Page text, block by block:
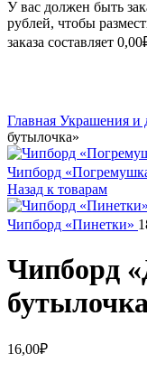
У вас должен быть
рублей, чтобы
заказа составляет 0,00
Главная Украшения и
бутылочка»
Чипборд
Назад к товарам
Чипборд «Пинетки»
Чипборд
16,00₽